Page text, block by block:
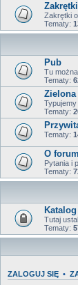
Zakrętki
Zakrętki
Tematy:
Pub
Tu
Tematy:
Zielona
Tematy:
Tematy:
O forum
Pytania i
Tematy:
Tutaj
Tematy:
ZALOGUJ SIĘ •